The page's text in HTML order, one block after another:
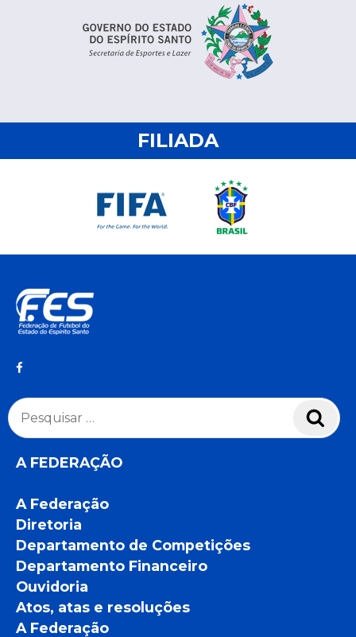
FILIADA
Pesquisar
por:
A FEDERAÇÃO
A Federação
Diretoria
Departamento de Competições
Departamento Financeiro
Ouvidoria
Atos, atas e resoluções
A Federação